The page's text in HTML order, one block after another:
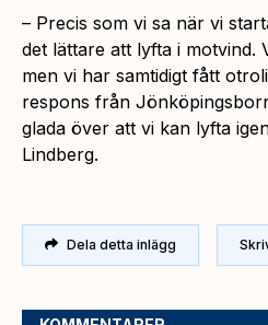
– Precis som vi sa när vi
det lättare att lyfta i motvind.
men vi har samtidigt fått
respons från
glada över att vi kan lyfta
Lindberg.
Dela detta inlägg